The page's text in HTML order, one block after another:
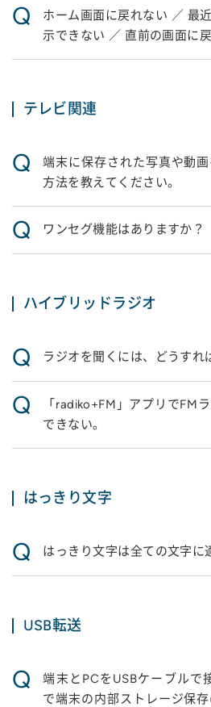
Q
ホーム画面に戻れない ／ 最
示できない ／ 直前の画面に
テレビ関連
Q
端末に保存された写真や動
方法を教えてください。
Q ワンセグ機能はありますか？
ハイブリッドラジオ
Q ラジオを聞くには、どうすれ
Q
「radiko+FM」アプリでFM
できない。
はっきり文字
Q はっきり文字は全ての文字に
USB転送
Q
端末とPCをUSBケーブルで
で端末の内部ストレージ保